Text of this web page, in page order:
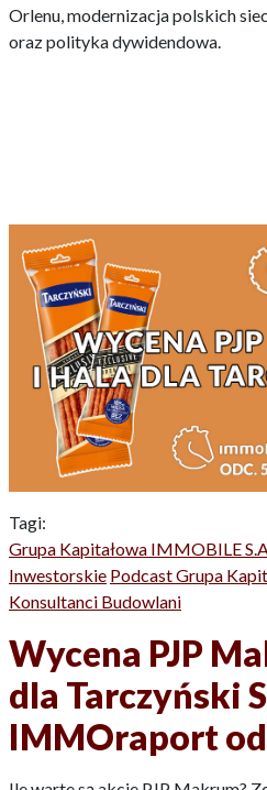
Orlenu, modernizacja polskich
oraz polityka dywidendowa.
Tagi:
Grupa Kapitałowa IMMOBILE
Inwestorskie Podcast Grupa
Konsultanci Budowlani
Wycena PJP
dla Tarczyński
IMMOraport